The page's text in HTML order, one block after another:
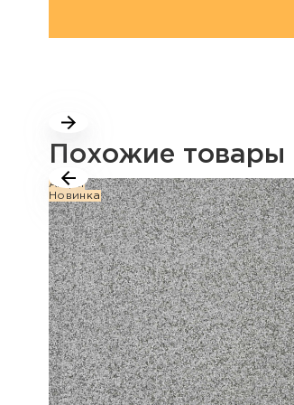
Похожие товары
Акция
Новинка